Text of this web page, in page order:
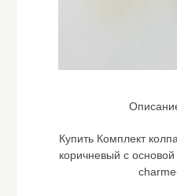
Купить Комплект
коричневый с